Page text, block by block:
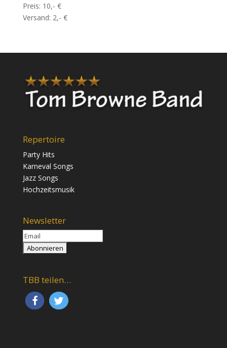
Preis: 10,- €
Versand: 2,- €
Repertoire
Party Hits
Karneval Songs
Jazz Songs
Hochzeitsmusik
Newsletter
TBB teilen…